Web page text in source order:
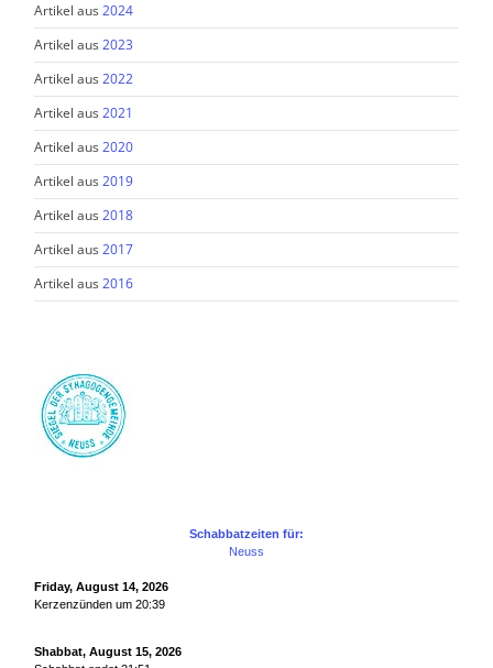
Artikel aus2024
Artikel aus2023
Artikel aus2022
Artikel aus2021
Artikel aus2020
Artikel aus2019
Artikel aus2018
Artikel aus2017
Artikel aus2016
Schabbatzeiten für:
Neuss
Friday, August 14, 2026
Kerzenzünden um 20:39
Shabbat, August 15, 2026